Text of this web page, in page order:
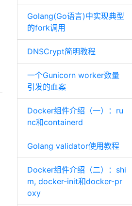
Golang(Go语言)中实现典型
的fork调用
DNSCrypt简明教程
一个Gunicorn worker数量
引发的血案
Docker组件介绍（一）：ru
nc和containerd
Golang validator使用教程
Docker组件介绍（二）：shi
m, docker-init和docker-pr
oxy